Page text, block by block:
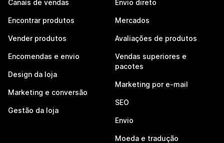
Canais de vendas
Encontrar produtos
Vender produtos
Encomendas e envio
Design da loja
Marketing e conversão
Gestão da loja
Envio direto
Mercados
Avaliações de produtos
Vendas superiores e
pacotes
Marketing por e-mail
SEO
Envio
Moeda e tradução